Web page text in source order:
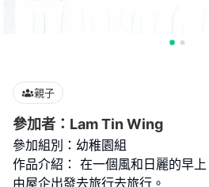
親子
參加者：Lam Tin Wing
參加組別：幼稚園組
作品介紹： 在一個風和日麗的早
由屋企出發去旅行去旅行。